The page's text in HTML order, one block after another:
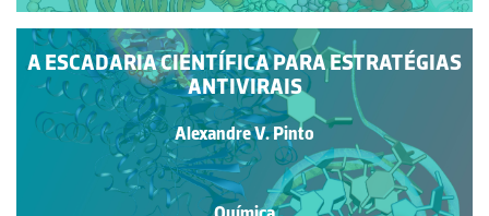
A ESCADARIA CIENTÍFICA PARA ESTRATÉGIAS
ANTIVIRAIS
Alexandre V. Pinto